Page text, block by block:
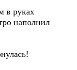
в руках
наполнил